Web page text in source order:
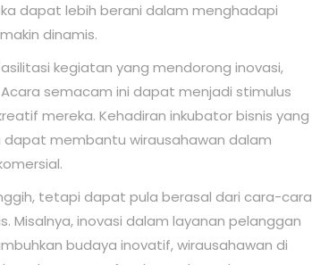
dapat lebih berani dalam menghadapi
dinamis.
kegiatan yang mendorong inovasi,
semacam ini dapat menjadi stimulus
mereka. Kehadiran inkubator bisnis yang
dapat membantu wirausahawan dalam
tetapi dapat pula berasal dari cara-cara
Misalnya, inovasi dalam layanan pelanggan
budaya inovatif, wirausahawan di